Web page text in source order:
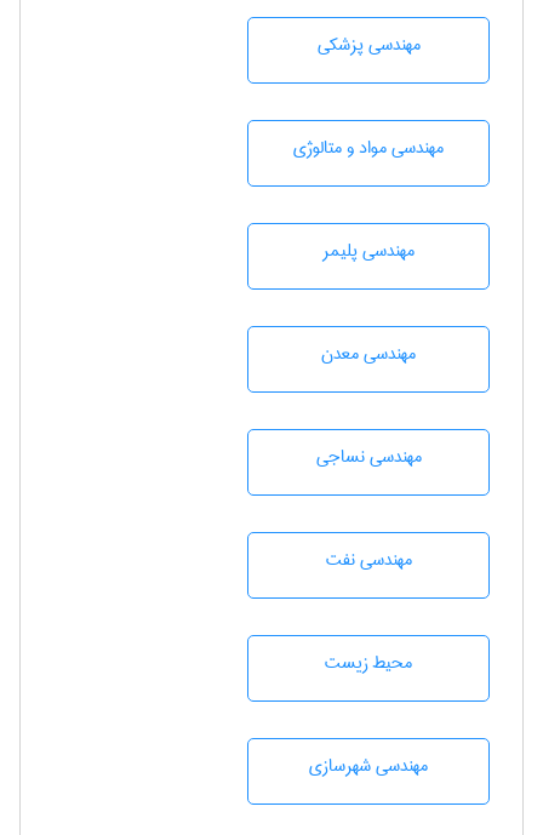
مهندسی پزشکی
مهندسی مواد و متالوژی
مهندسی پليمر
مهندسی معدن
مهندسي نساجی
مهندسی نفت
محيط زيست
مهندسی شهرسازی